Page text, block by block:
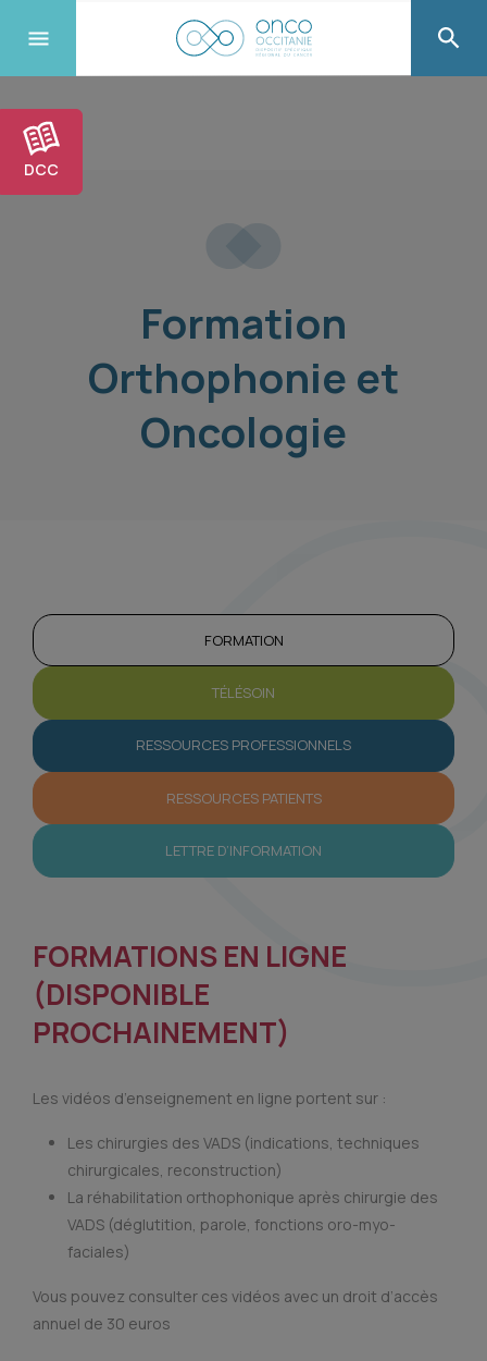
DCC
Formation
Orthophonie et
Oncologie
FORMATION
TÉLÉSOIN
RESSOURCES PROFESSIONNELS
RESSOURCES PATIENTS
LETTRE D’INFORMATION
FORMATIONS EN LIGNE
(DISPONIBLE
PROCHAINEMENT)
Les vidéos d’enseignement en ligne portent sur :
Les chirurgies des VADS (indications, techniques
chirurgicales, reconstruction)
La réhabilitation orthophonique après chirurgie des
VADS (déglutition, parole, fonctions oro-myo-
faciales)
Vous pouvez consulter ces vidéos avec un droit d’accès
annuel de 30 euros